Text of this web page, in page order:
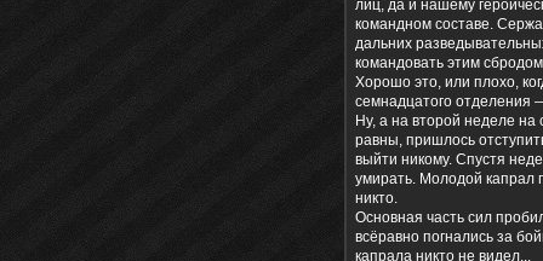
лиц, да и нашему
командном составе.
дальних
командовать этим
Хорошо это, или плохо,
семнадцатого отделения
Ну, а на второй неделе
равны, пришлось
выйти никому. Спустя
умирать. Молодой капрал
никто.
Основная часть сил
всёравно погнались за
капрала никто не видел...